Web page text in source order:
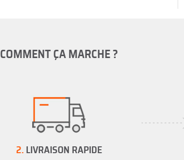
COMMENT ÇA MARCHE ?
2. LIVRAISON RAPIDE